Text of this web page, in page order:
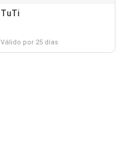
TuTi
Válido por 25 días